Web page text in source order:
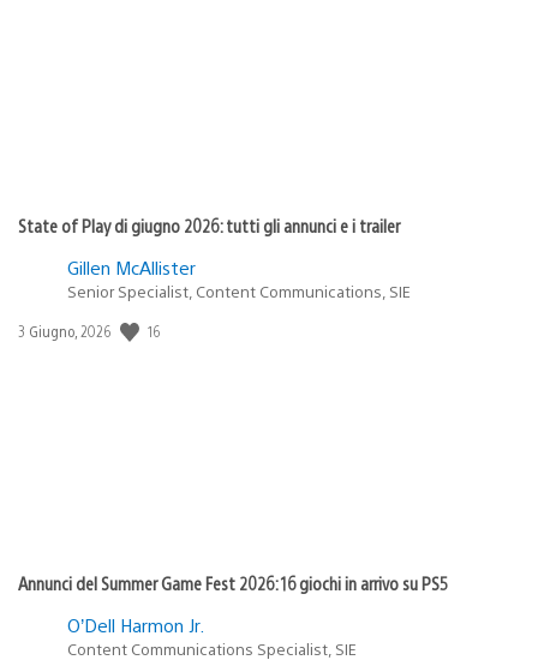
State of Play di giugno 2026: tutti gli annunci e i trailer
Gillen McAllister
Senior Specialist, Content Communications, SIE
Data
3 Giugno, 2026 16
Annunci del Summer Game Fest 2026: 16 giochi in arrivo su PS5
O’Dell Harmon Jr.
Content Communications Specialist, SIE